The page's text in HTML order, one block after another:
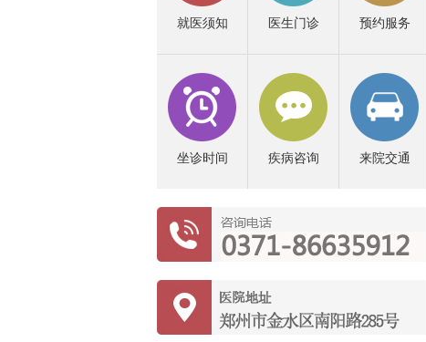
就医须知 医生门诊 预约服务
坐诊时间 疾病咨询 来院交通